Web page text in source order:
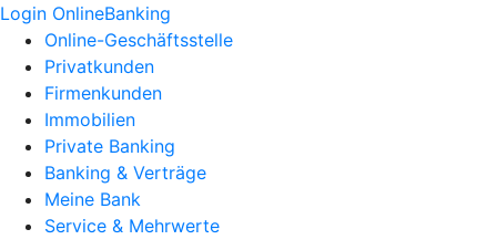
Login OnlineBanking
Online-Geschäftsstelle
Privatkunden
Firmenkunden
Immobilien
Private Banking
Banking & Verträge
Meine Bank
Service & Mehrwerte